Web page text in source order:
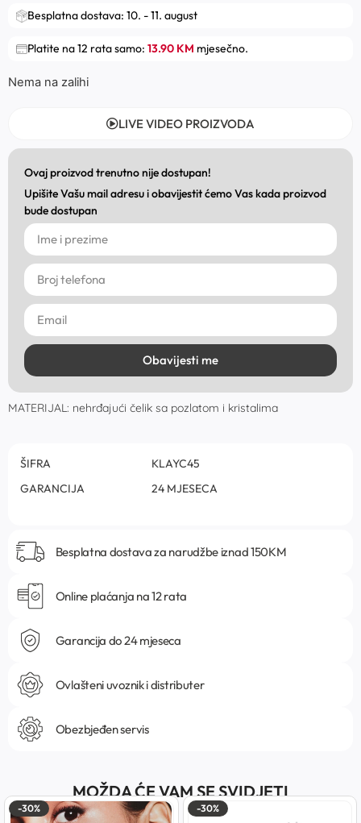
Besplatna dostava: 10. - 11. august
Platite na 12 rata samo: 13.90 KM mjesečno.
Nema na zalihi
LIVE VIDEO PROIZVODA
Ovaj proizvod trenutno nije dostupan!
Upišite Vašu mail adresu i obavijestit ćemo Vas kada proizvod
bude dostupan
Obavijesti me
MATERIJAL: nehrđajući čelik sa pozlatom i kristalima
ŠIFRA
KLAYC45
GARANCIJA
24 MJESECA
Besplatna dostava za narudžbe iznad 150KM
Online plaćanja na 12 rata
Garancija do 24 mjeseca
Ovlašteni uvoznik i distributer
Obezbjeđen servis
MOŽDA ĆE VAM SE SVIDJETI
-30% -30%